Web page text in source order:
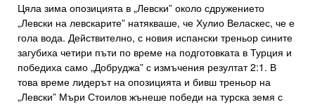
Цяла зима опозицията в „Левски” около сдружението
„Левски на левскарите” натякваше, че Хулио Веласкес, че е
гола вода. Действително, с новия испански треньор сините
загубиха четири пъти по време на подготовката в Турция и
победиха само „Добруджа” с измъчения резултат 2:1. В
това време лидерът на опозицията и бивш треньор на
„Левски” Мъри Стоилов жънеше победи на турска земя с